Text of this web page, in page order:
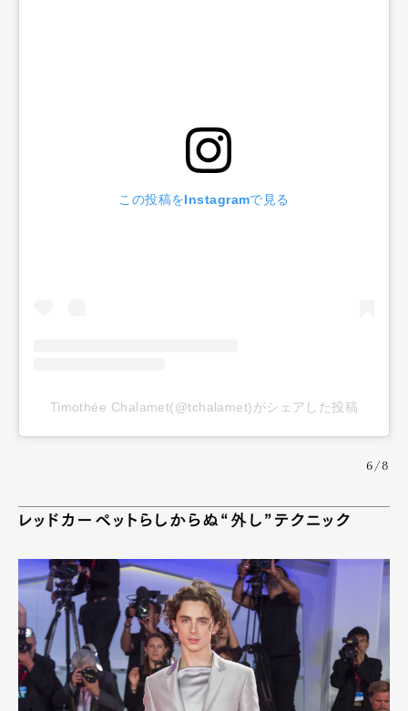
Art&Design WatchFashion
Gourmet
ProductCultureLifestyle
この投稿をInstagramで見る
Timothée Chalamet(@tchalamet)がシェアした投稿
6/8
レッドカーペットらしからぬ“外し”テクニック